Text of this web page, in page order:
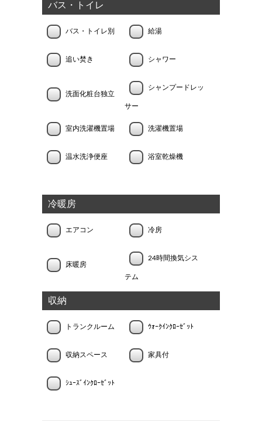
バス・トイレ
バス・トイレ別 給湯
追い焚き シャワー
洗面化粧台独立
シャンプードレッ
サー
室内洗濯機置場 洗濯機置場
温水洗浄便座 浴室乾燥機
冷暖房
エアコン 冷房
床暖房
24時間換気シス
テム
収納
トランクルーム ｳｫｰｸｲﾝｸﾛｰｾﾞｯﾄ
収納スペース 家具付
ｼｭｰｽﾞｲﾝｸﾛｰｾﾞｯﾄ